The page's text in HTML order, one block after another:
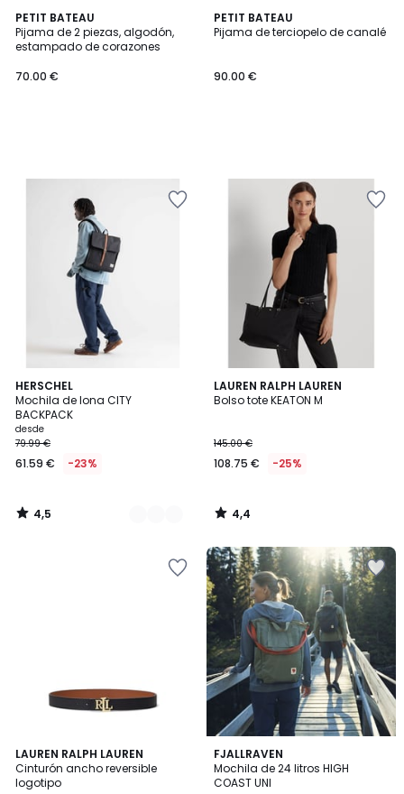
PETIT BATEAU
Pijama de 2 piezas, algodón,
estampado de corazones
70.00 €
PETIT BATEAU
Pijama de terciopelo de canalé
90.00 €
HERSCHEL
Mochila de lona CITY
BACKPACK
desde
79.99 €
61.59 € -23%
4,5
/ 5
2
Colores
4,5
/
LAUREN RALPH LAUREN
Bolso tote KEATON M
145.00 €
108.75 € -25%
4,4
/ 5
4,4
/
LAUREN RALPH LAUREN
Cinturón ancho reversible
logotipo
4,6
/ 5
FJALLRAVEN
Mochila de 24 litros HIGH
COAST UNI
4,7
/ 5
5
Colores